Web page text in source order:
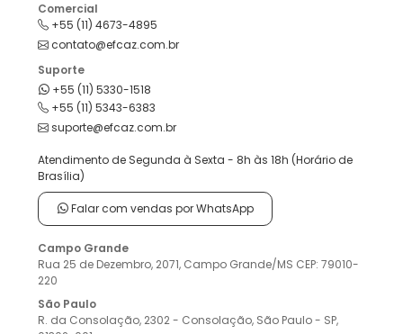
Comercial
+55 (11) 4673-4895
contato@efcaz.com.br
Suporte
+55 (11) 5330-1518
+55 (11) 5343-6383
suporte@efcaz.com.br
Atendimento de Segunda à Sexta - 8h às 18h (Horário de
Brasília)
Falar com vendas por WhatsApp
Campo Grande
Rua 25 de Dezembro, 2071, Campo Grande/MS CEP: 79010-
220
São Paulo
R. da Consolação, 2302 - Consolação, São Paulo - SP,